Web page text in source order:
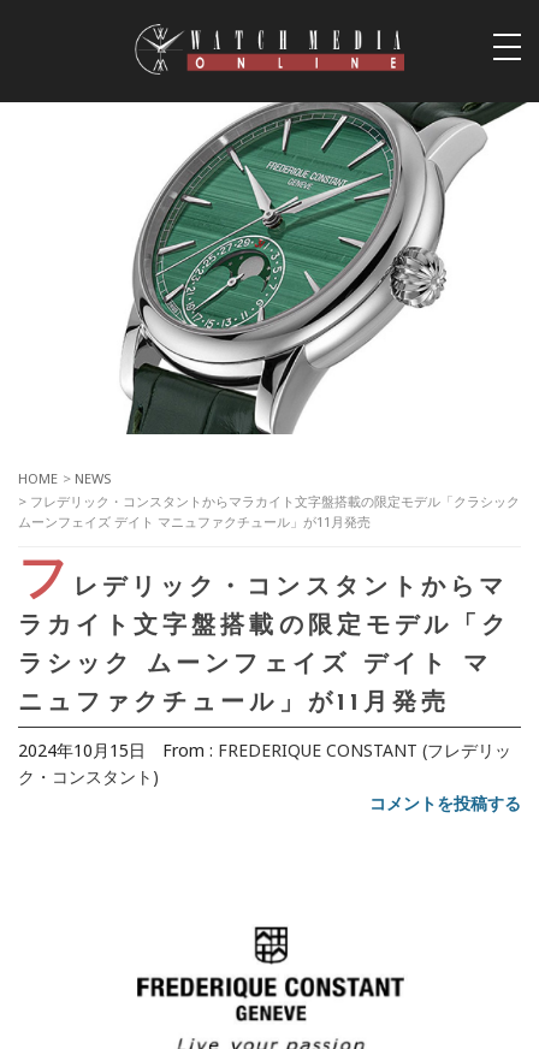
HOME > NEWS
> フレデリック・コンスタントからマラカイト文字盤搭載の限定モデル「クラシック
ムーンフェイズ デイト マニュファクチュール」が11月発売
フ レデリック・コンスタントからマ
ラカイト文字盤搭載の限定モデル「ク
ラシック ムーンフェイズ デイト マ
ニュファクチュール」が11月発売
2024年10月15日 From : FREDERIQUE CONSTANT (フレデリッ
ク・コンスタント)
コメントを投稿する